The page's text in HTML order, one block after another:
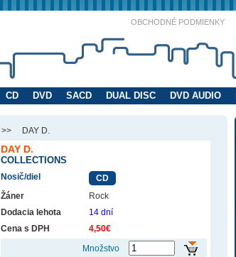
OBCHODNÉ PODMIENKY
CD DVD SACD DUAL DISC DVD AUDIO
>> DAY D.
DAY D.
COLLECTIONS
Nosič/diel
CD
Žáner
Rock
Dodacia lehota
14 dní
Cena s DPH
4,50€
Množstvo